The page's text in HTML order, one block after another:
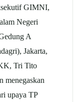
GIMNI,
Negeri
A
Jakarta,
Tri Tito
menegaskan
upaya TP